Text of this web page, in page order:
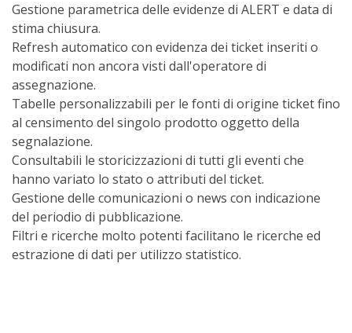
Gestione parametrica delle evidenze di ALERT e data di
stima chiusura.
Refresh automatico con evidenza dei ticket inseriti o
modificati non ancora visti dall'operatore di
assegnazione.
Tabelle personalizzabili per le fonti di origine ticket fino
al censimento del singolo prodotto oggetto della
segnalazione.
Consultabili le storicizzazioni di tutti gli eventi che
hanno variato lo stato o attributi del ticket.
Gestione delle comunicazioni o news con indicazione
del periodio di pubblicazione.
Filtri e ricerche molto potenti facilitano le ricerche ed
estrazione di dati per utilizzo statistico.